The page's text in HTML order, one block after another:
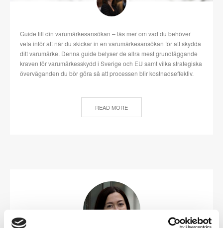
Guide till din varumärkesansökan – läs mer om vad du behöver
veta inför att när du skickar in en varumärkesansökan för att skydda
ditt varumärke. Denna guide belyser de allra mest grundläggande
kraven för varumärkesskydd i Sverige och EU samt vilka strategiska
överväganden du bör göra så att processen blir kostnadseffektiv.
READ MORE